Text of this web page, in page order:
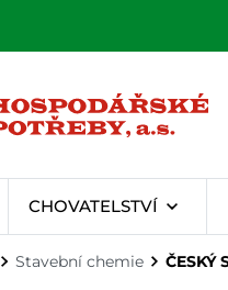
CHOVATELSTVÍ
Stavební chemie